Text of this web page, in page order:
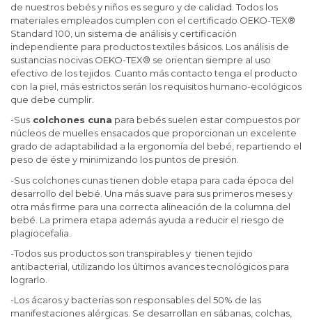
de nuestros bebés y niños es seguro y de calidad. Todos los
materiales empleados cumplen con el certificado OEKO-TEX®
Standard 100 , un sistema de análisis y certificación
independiente para productos textiles básicos. Los análisis de
sustancias nocivas OEKO-TEX® se orientan siempre al uso
efectivo de los tejidos. Cuanto más contacto tenga el producto
con la piel, más estrictos serán los requisitos humano-ecológicos
que debe cumplir.
-Sus colchones cuna para bebés suelen estar compuestos por
núcleos de muelles ensacados que proporcionan un excelente
grado de adaptabilidad a la ergonomía del bebé, repartiendo el
peso de éste y minimizando los puntos de presión.
-Sus colchones cunas tienen doble etapa para cada época del
desarrollo del bebé. Una más suave para sus primeros meses y
otra más firme para una correcta alineación de la columna del
bebé. La primera etapa además ayuda a reducir el riesgo de
plagiocefalia.
-Todos sus productos son transpirables y tienen tejido
antibacterial, utilizando los últimos avances tecnológicos para
lograrlo.
-Los ácaros y bacterias son responsables del 50% de las
manifestaciones alérgicas. Se desarrollan en sábanas, colchas,